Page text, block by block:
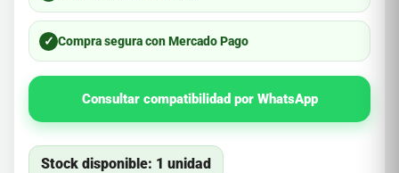
✓ Compra segura con Mercado Pago
Consultar compatibilidad por WhatsApp
Stock disponible: 1 unidad